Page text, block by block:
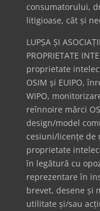
consumatorului,
litigioase, cât și
LUPȘA ȘI
PROPRIETATE
proprietate
OSIM și EUIPO,
WIPO,
reînnoire mărci
design/model
cesiuni/licențe de
proprietate
în legătură cu
reprezentare în
brevet, desene și
utilitate și/sau